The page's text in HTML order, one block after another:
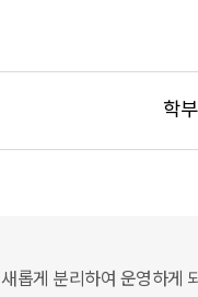
학부
롭게 분리하여 운영하게